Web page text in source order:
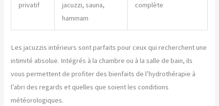
privatif
jacuzzi, sauna,
hammam
complète
Les jacuzzis intérieurs sont parfaits pour ceux qui recherchent une
intimité absolue. Intégrés à la chambre ou à la salle de bain, ils
vous permettent de profiter des bienfaits de l’hydrothérapie à
l’abri des regards et quelles que soient les conditions
météorologiques.